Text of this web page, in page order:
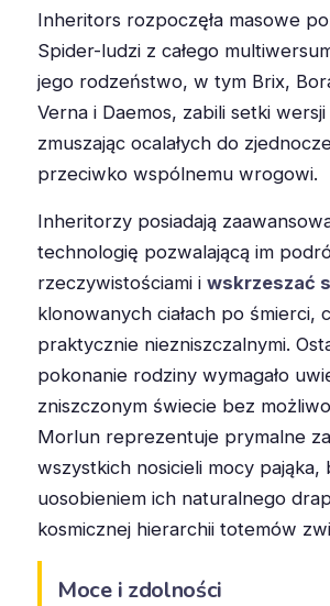
Inheritors rozpoczęła masowe
Spider-ludzi z całego
jego rodzeństwo, w tym Brix,
Verna i Daemos, zabili setki
zmuszając ocalałych do
przeciwko wspólnemu wrogowi.
Inheritorzy posiadają
technologię pozwalającą im
rzeczywistościami i wskrzeszać
klonowanych ciałach po śmierci,
praktycznie niezniszczalnymi.
pokonanie rodziny wymagało
zniszczonym świecie bez
Morlun reprezentuje prymalne
wszystkich nosicieli mocy pająka,
uosobieniem ich naturalnego
kosmicznej hierarchii totemów
Moce i zdolności